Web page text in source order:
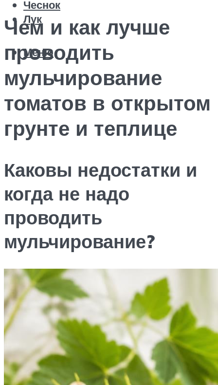
Чеснок
Лук
Меню
Чем и как лучше
проводить
мульчирование
томатов в открытом
грунте и теплице
Каковы недостатки и
когда не надо
проводить
мульчирование?